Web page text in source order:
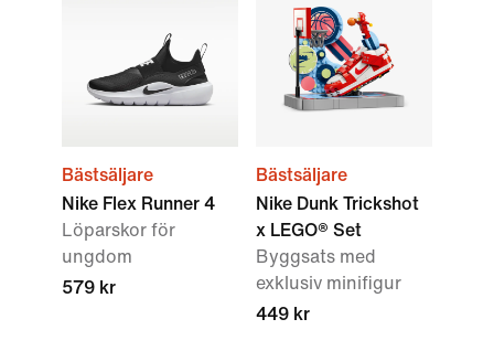
Bästsäljare
Nike Flex Runner 4
Löparskor för
ungdom
579 kr
Bästsäljare
Nike Dunk Trickshot
x LEGO® Set
Byggsats med
exklusiv minifigur
449 kr